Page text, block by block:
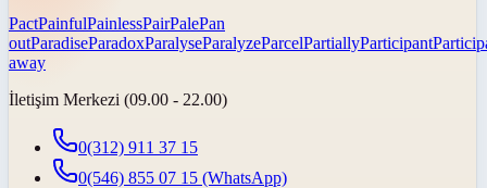
PactPainfulPainlessPairPalePan
outParadiseParadoxParalyseParalyzeParcelPartiallyParticipant
away
İletişim Merkezi (09.00 - 22.00)
0(312) 911 37 15
0(546) 855 07 15 (WhatsApp)